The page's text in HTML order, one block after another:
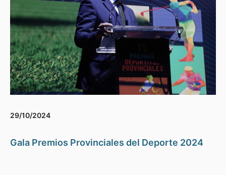
29/10/2024
Gala Premios Provinciales del Deporte 2024